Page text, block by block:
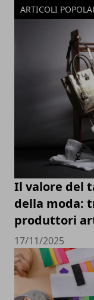
ARTICOLI
Il valore del
della moda:
produttori
17/11/2025